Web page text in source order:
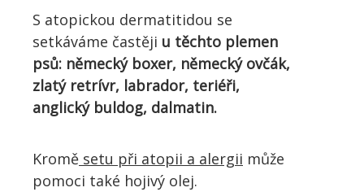
S atopickou dermatitidou se
setkáváme častěji u těchto plemen
psů: německý boxer, německý ovčák,
zlatý retrívr, labrador, teriéři,
anglický buldog, dalmatin.
Kromě setu při atopii a alergii může
pomoci také hojivý olej.